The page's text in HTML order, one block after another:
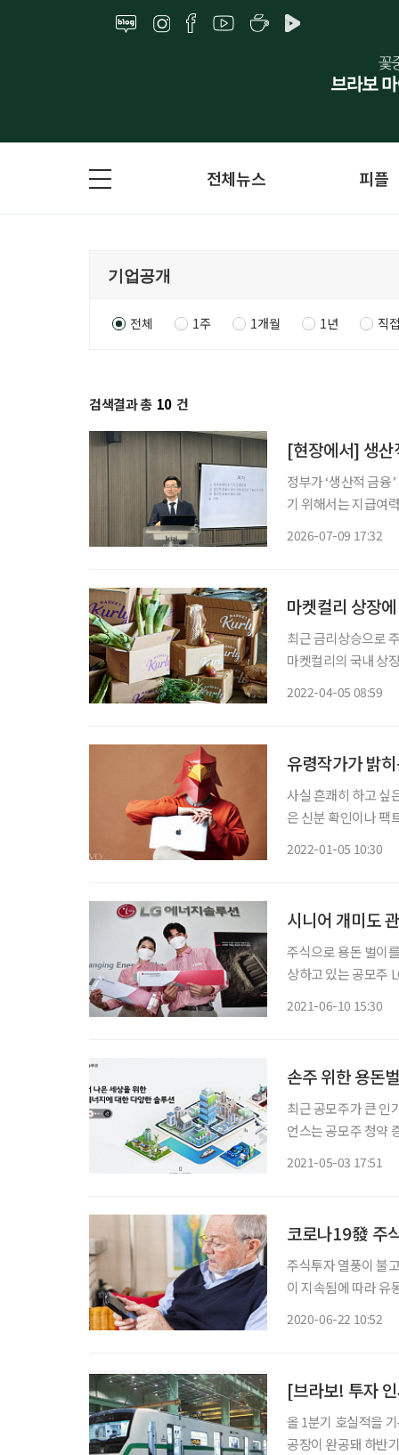
전체뉴스 피플
전체 1주 1개월 1년 직
검색결과 총 10 건
[현장에서] 생산
정부가 ‘생산적 금
기 위해서는 지급여
2026-07-09 17:32
마켓컬리 상장
최근 금리상승으로
마켓컬리의 국내 상
2022-04-05 08:59
유령작가가 밝
사실 흔쾌히 하고 싶
은 신분 확인이나 팩
2022-01-05 10:30
시니어 개미도
주식으로 용돈 벌이
상하고 있는 공모주
2021-06-10 15:30
손주 위한 용돈
최근 공모주가 큰 인
언스는 공모주 청약
2021-05-03 17:51
코로나19發 주
주식투자 열풍이 불
이 지속됨에 따라 유
2020-06-22 10:52
[브라보! 투자
올 1분기 호실적을
공장이 완공돼 하반